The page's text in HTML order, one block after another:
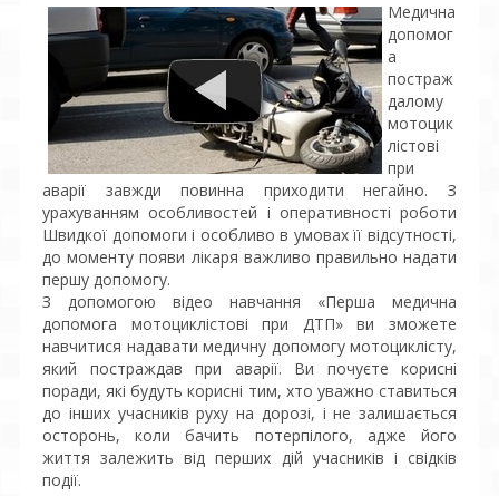
Медична
допомог
а
постраж
далому
мотоцик
лістові
при
аварії завжди повинна приходити негайно. З
урахуванням особливостей і оперативності роботи
Швидкої допомоги і особливо в умовах її відсутності,
до моменту появи лікаря важливо правильно надати
першу допомогу.
З допомогою відео навчання «Перша медична
допомога мотоциклістові при ДТП» ви зможете
навчитися надавати медичну допомогу мотоциклісту,
який постраждав при аварії. Ви почуєте корисні
поради, які будуть корисні тим, хто уважно ставиться
до інших учасників руху на дорозі, і не залишається
осторонь, коли бачить потерпілого, адже його
життя залежить від перших дій учасників і свідків
події.